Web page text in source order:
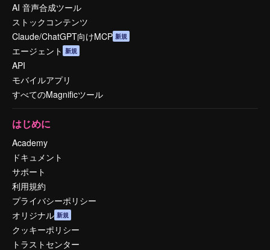
AI 音声合成ツール
ストックコンテンツ
Claude/ChatGPT向けMCP 新規
エージェント 新規
API
モバイルアプリ
すべてのMagnificツール
はじめに
Academy
ドキュメント
サポート
利用規約
プライバシーポリシー
オリジナル 新規
クッキーポリシー
トラストセンター